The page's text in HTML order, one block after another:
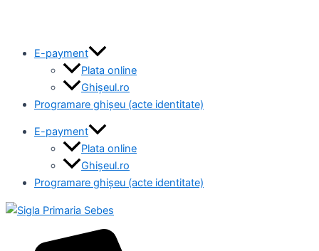
E-payment
Plata online
Ghișeul.ro
Programare ghișeu (acte identitate)
E-payment
Plata online
Ghișeul.ro
Programare ghișeu (acte identitate)